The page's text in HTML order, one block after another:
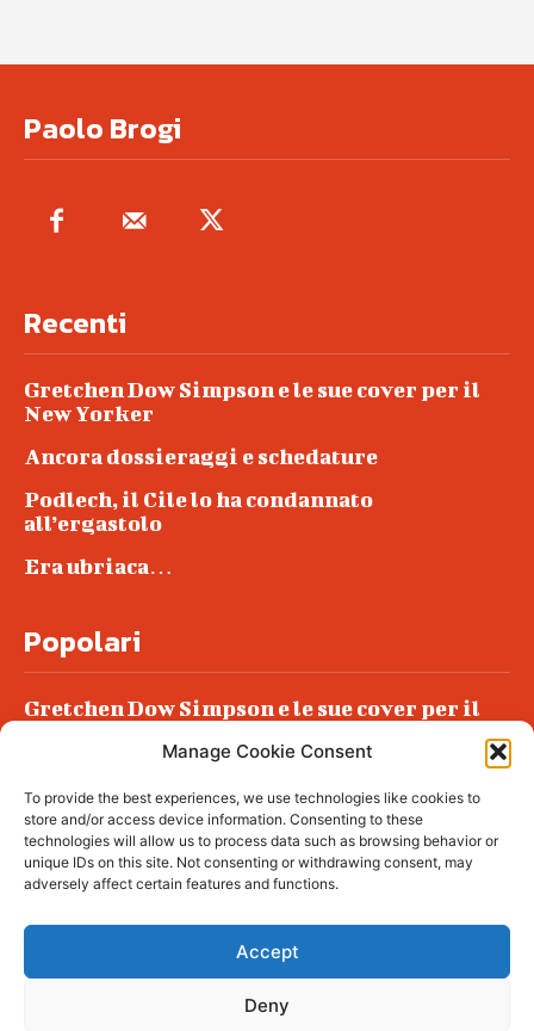
Manage Cookie Consent
To provide the best experiences, we use technologies like cookies to
store and/or access device information. Consenting to these
technologies will allow us to process data such as browsing behavior or
unique IDs on this site. Not consenting or withdrawing consent, may
adversely affect certain features and functions.
Accept
Deny
Paolo Brogi
Recenti
Gretchen Dow Simpson e le sue cover per il
New Yorker
Ancora dossieraggi e schedature
Podlech, il Cile lo ha condannato
all’ergastolo
Era ubriaca…
Popolari
Gretchen Dow Simpson e le sue cover per il
Podlech, il Cile lo ha condannato
all’ergastolo
Era ubriaca…
© tagDiv - All rights reserved. Made with